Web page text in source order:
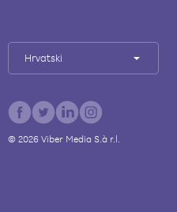
Hrvatski
© 2026Viber Media S.à r.l.